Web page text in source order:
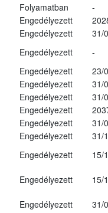
Folyamatban
-
Engedélyezett
Engedélyezett
31/
Engedélyezett
-
Engedélyezett
23/
Engedélyezett
31/
Engedélyezett
31/
Engedélyezett
Engedélyezett
31/
Engedélyezett
31/
Engedélyezett
15/
Engedélyezett
15/
Engedélyezett
31/